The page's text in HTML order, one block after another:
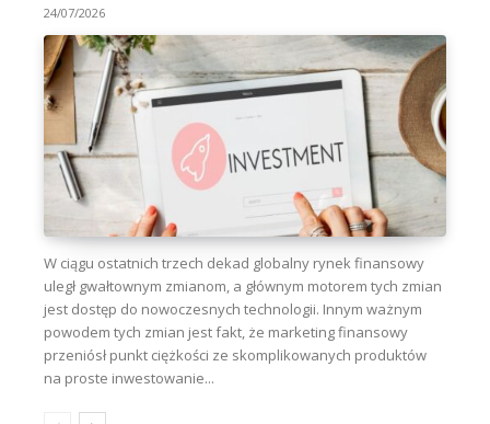
24/07/2026
W ciągu ostatnich trzech dekad globalny rynek finansowy
uległ gwałtownym zmianom, a głównym motorem tych zmian
jest dostęp do nowoczesnych technologii. Innym ważnym
powodem tych zmian jest fakt, że marketing finansowy
przeniósł punkt ciężkości ze skomplikowanych produktów
na proste inwestowanie...